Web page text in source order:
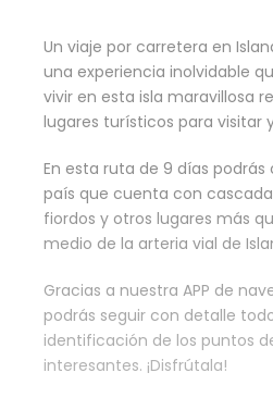
Un viaje por carretera en
una experiencia inolvidable
vivir en esta isla maravillosa
lugares turísticos para visitar
En esta ruta de 9 días
país que cuenta con
fiordos y otros lugares más
medio de la arteria vial de
Gracias a nuestra APP de
podrás seguir con detalle
identificación de los puntos
interesantes. ¡Disfrútala!